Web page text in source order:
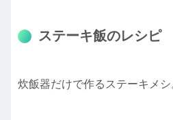
ステーキ飯のレシピ
炊飯器だけで作るステーキメシ